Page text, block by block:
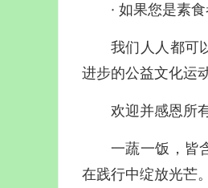
· 如果您是素
我们人人都可
进步的公益文化运
欢迎并感恩所
一蔬一饭，皆
在践行中绽放光芒。